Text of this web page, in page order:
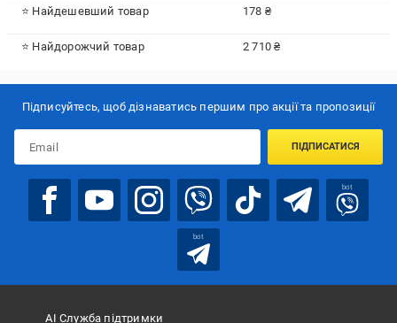
⭐ Найдешевший товар 178 ₴
⭐ Найдорожчий товар 2 710 ₴
Підписуйтесь, щоб дізнаватись першим про акції та пропозиції
ПІДПИСАТИСЯ
bot
bot
АІ Служба підтримки